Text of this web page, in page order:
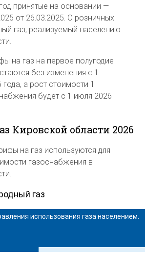
принятые на основании —
от 26.03.2025. О розничных
газ, реализуемый населению
на газ на первое полугодие
без изменения с 1
года, а рост стоимости 1
будет с 1 июля 2026
Кировской области 2026
на газ используются для
газоснабжения в
газ
использования газа населением.